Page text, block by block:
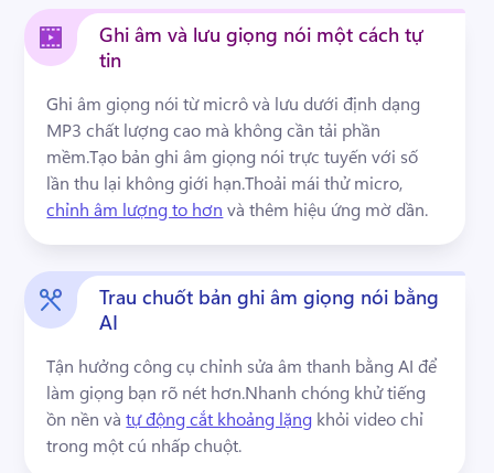
Dùng thử miễn phí
Ghi âm và lưu giọng nói một cách tự
tin
Ghi âm giọng nói từ micrô và lưu dưới định dạng
MP3 chất lượng cao mà không cần tải phần
mềm.Tạo bản ghi âm giọng nói trực tuyến với số
lần thu lại không giới hạn.Thoải mái thử micro,
chỉnh âm lượng to hơn và thêm hiệu ứng mờ dần.
Trau chuốt bản ghi âm giọng nói bằng
AI
Tận hưởng công cụ chỉnh sửa âm thanh bằng AI để
làm giọng bạn rõ nét hơn.Nhanh chóng khử tiếng
ồn nền và tự động cắt khoảng lặng khỏi video chỉ
trong một cú nhấp chuột.